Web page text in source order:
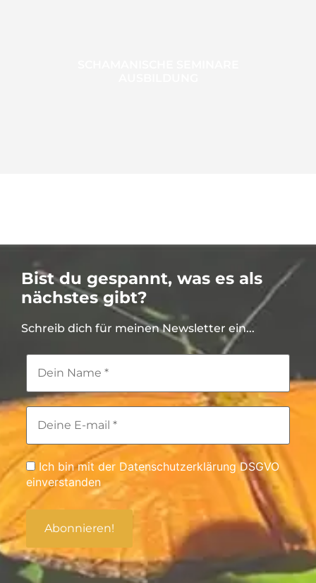
Bist du gespannt, was es als
nächstes gibt?
Schreib dich für meinen Newsletter ein...
Ich bin mit der Datenschutzerklärung DSGVO
einverstanden